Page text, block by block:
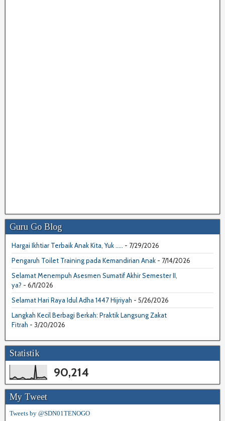
Guru Go Blog
Hargai Ikhtiar Terbaik Anak Kita, Yuk ..... - 7/29/2026
Pengaruh Toilet Training pada Kemandirian Anak - 7/14/2026
Selamat Menempuh Asesmen Sumatif Akhir Semester II,
ya? - 6/1/2026
Selamat Hari Raya Idul Adha 1447 Hijriyah - 5/26/2026
Langkah Kecil Berbagi Berkah: Praktik Langsung Zakat
Fitrah - 3/20/2026
Statistik
90,214
My Tweet
Tweets by @SDN01TENOGO